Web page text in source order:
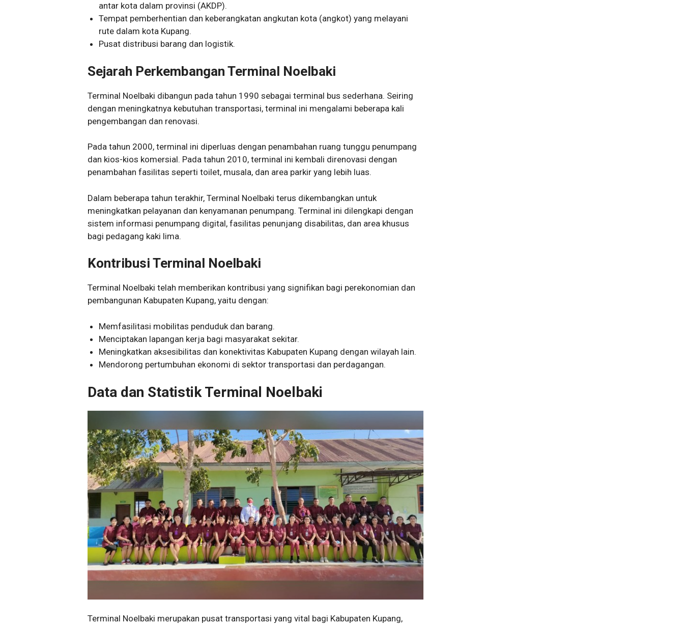
antar kota dalam provinsi (AKDP).
Tempat pemberhentian dan keberangkatan angkutan kota (angkot) yang melayani
rute dalam kota Kupang.
Pusat distribusi barang dan logistik.
Sejarah Perkembangan Terminal Noelbaki
Terminal Noelbaki dibangun pada tahun 1990 sebagai terminal bus sederhana. Seiring
dengan meningkatnya kebutuhan transportasi, terminal ini mengalami beberapa kali
pengembangan dan renovasi.
Pada tahun 2000, terminal ini diperluas dengan penambahan ruang tunggu penumpang
dan kios-kios komersial. Pada tahun 2010, terminal ini kembali direnovasi dengan
penambahan fasilitas seperti toilet, musala, dan area parkir yang lebih luas.
Dalam beberapa tahun terakhir, Terminal Noelbaki terus dikembangkan untuk
meningkatkan pelayanan dan kenyamanan penumpang. Terminal ini dilengkapi dengan
sistem informasi penumpang digital, fasilitas penunjang disabilitas, dan area khusus
bagi pedagang kaki lima.
Kontribusi Terminal Noelbaki
Terminal Noelbaki telah memberikan kontribusi yang signifikan bagi perekonomian dan
pembangunan Kabupaten Kupang, yaitu dengan:
Memfasilitasi mobilitas penduduk dan barang.
Menciptakan lapangan kerja bagi masyarakat sekitar.
Meningkatkan aksesibilitas dan konektivitas Kabupaten Kupang dengan wilayah lain.
Mendorong pertumbuhan ekonomi di sektor transportasi dan perdagangan.
Data dan Statistik Terminal Noelbaki
Terminal Noelbaki merupakan pusat transportasi yang vital bagi Kabupaten Kupang,